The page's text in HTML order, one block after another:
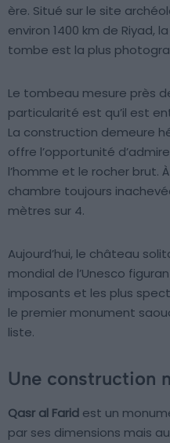
ère. Situé sur le site
environ 1400 km de Riyad,
tombe est la plus
Le tombeau mesure près
particularité est qu’il est
La construction demeure
offre l’opportunité
l’homme et le rocher brut.
chambre toujours
mètres sur 4.
Aujourd’hui, le château
mondial de l’Unesco
imposants et les plus
le premier monument
liste.
Une construction
Qasr al Farid est un
par ses dimensions mais